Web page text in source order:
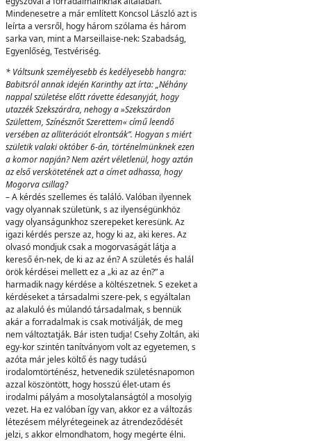
Mindenesetre a már említett Koncsol László azt is
leírta a versről, hogy három szólama és három
sarka van, mint a Marseillaise-nek: Szabadság,
Egyenlőség, Testvériség.
* Váltsunk személyesebb és kedélyesebb hangra:
Babitsról annak idején Karinthy azt írta: „Néhány
nappal születése előtt rávette édesanyját, hogy
utazzék Szekszárdra, nehogy a »Szekszárdon
Születtem, Színésznőt Szerettem« című leendő
versében az alliterációt elrontsák”. Hogyan s miért
születik valaki október 6-án, történelmünknek ezen
a komor napján? Nem azért véletlenül, hogy aztán
az első verskötetének azt a címet adhassa, hogy
Mogorva csillag?
– A kérdés szellemes és találó. Valóban ilyennek
vagy olyannak születünk, s az ilyenségünkhöz
vagy olyanságunkhoz szerepeket keresünk. Az
igazi kérdés persze az, hogy ki az, aki keres. Az
olvasó mondjuk csak a mogorvaságát látja a
kereső én-nek, de ki az az én? A születés és halál
örök kérdései mellett ez a „ki az az én?” a
harmadik nagy kérdése a költészetnek. S ezeket a
kérdéseket a társadalmi szere-pek, s egyáltalan
az alakuló és múlandó társadalmak, s bennük
akár a forradalmak is csak motiválják, de meg
nem változtatják. Bár isten tudja! Csehy Zoltán, aki
egy-kor szintén tanítványom volt az egyetemen, s
azóta már jeles költő és nagy tudású
irodalomtörténész, hetvenedik születésnapomon
azzal köszöntött, hogy hosszú élet-utam és
irodalmi pályám a mosolytalanságtól a mosolyig
vezet. Ha ez valóban így van, akkor ez a változás
létezésem mélyrétegeinek az átrendeződését
jelzi, s akkor elmondhatom, hogy megérte élni.